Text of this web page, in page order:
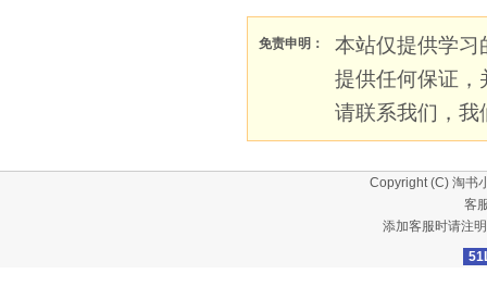
免责申明：
本站仅提供学习
提供任何保证，
请联系我们，我
Copyright (C) 淘书
客
添加客服时请注